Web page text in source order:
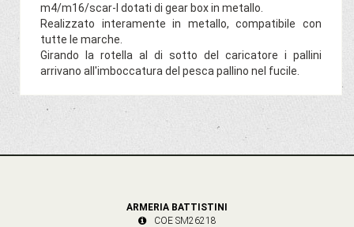
m4/m16/scar-l dotati di gear box in metallo.
Realizzato interamente in metallo, compatibile con
tutte le marche.
Girando la rotella al di sotto del caricatore i pallini
arrivano all'imboccatura del pesca pallino nel fucile.
ARMERIA BATTISTINI
COE SM26218